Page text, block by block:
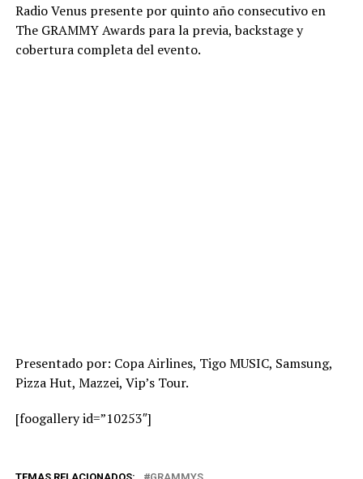
Radio Venus presente por quinto año consecutivo en
The GRAMMY Awards para la previa, backstage y
cobertura completa del evento.
Presentado por: Copa Airlines, Tigo MUSIC, Samsung,
Pizza Hut, Mazzei, Vip’s Tour.
[foogallery id=”10253″]